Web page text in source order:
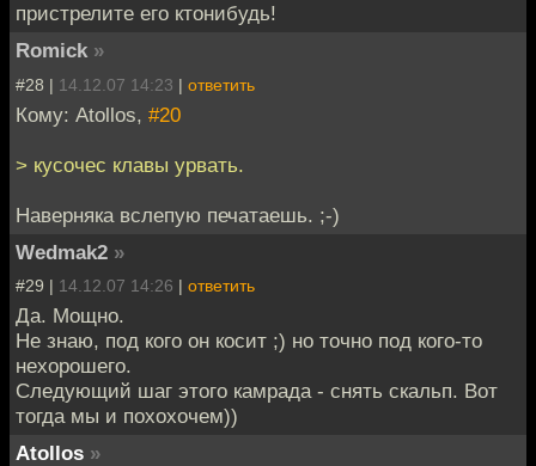
пристрелите его ктонибудь!
Romick »
#28 | 14.12.07 14:23 | ответить
Кому: Atollos, #20
> кусочес клавы урвать.
Наверняка вслепую печатаешь. ;-)
Wedmak2 »
#29 | 14.12.07 14:26 | ответить
Да. Мощно.
Не знаю, под кого он косит ;) но точно под кого-то
нехорошего.
Следующий шаг этого камрада - снять скальп. Вот
тогда мы и похохочем))
Atollos »